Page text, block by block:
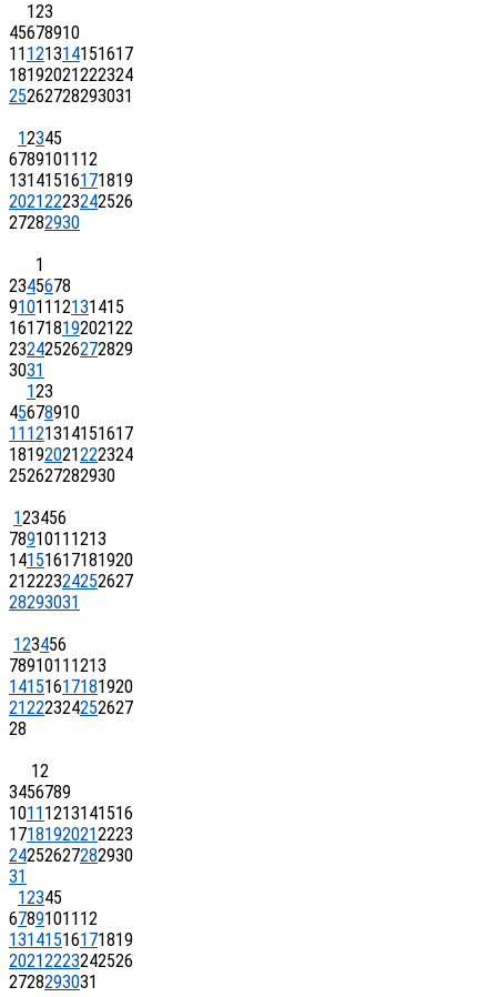
123
45678910
11 121314151617
18192021222324
25262728293031
12345
67891011 12
13141516171819
20212223242526
27282930
1
2345678
91011 12131415
16171819202122
23242526272829
3031
123
45678910
11 121314151617
18192021222324
252627282930
123456
7891011 1213
14151617181920
21222324252627
28293031
123456
7891011 1213
14151617181920
21222324252627
28
12
3456789
1011 1213141516
17181920212223
24252627282930
31
12345
67891011 12
13141516171819
20212223242526
2728293031